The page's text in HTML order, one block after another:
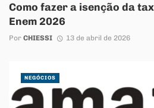
Como fazer a isenção da
Enem 2026
Por CHIESSI 13 de abril de 2026
NEGÓCIOS